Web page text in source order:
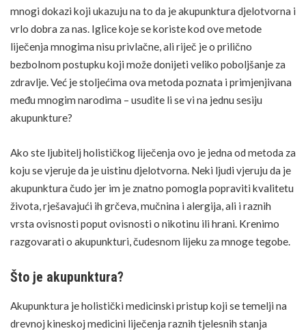
mnogi dokazi koji ukazuju na to da je akupunktura djelotvorna i
vrlo dobra za nas. Iglice koje se koriste kod ove metode
liječenja mnogima nisu privlačne, ali riječ je o prilično
bezbolnom postupku koji može donijeti veliko poboljšanje za
zdravlje. Već je stoljećima ova metoda poznata i primjenjivana
među mnogim narodima – usudite li se vi na jednu sesiju
akupunkture?
Ako ste ljubitelj holističkog liječenja ovo je jedna od metoda za
koju se vjeruje da je uistinu djelotvorna. Neki ljudi vjeruju da je
akupunktura čudo jer im je znatno pomogla popraviti kvalitetu
života, rješavajući ih grčeva, mučnina i alergija, ali i raznih
vrsta ovisnosti poput ovisnosti o nikotinu ili hrani. Krenimo
razgovarati o akupunkturi, čudesnom lijeku za mnoge tegobe.
Što je akupunktura?
Akupunktura je holistički medicinski pristup koji se temelji na
drevnoj kineskoj medicini liječenja raznih tjelesnih stanja